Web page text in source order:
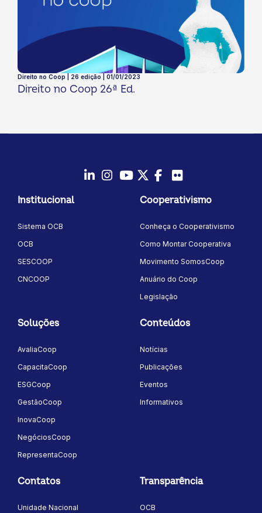
Direito no Coop | 26 edição | 01/01/2023
Direito no Coop 26ª Ed.
Instagram
YoutubeTwitter/X
Facebook
Institucional
Sistema OCB
OCB
SESCOOP
CNCOOP
Cooperativismo
Conheça o Cooperativismo
Como Montar Cooperativa
Movimento SomosCoop
Anuário do Coop
Legislação
Soluções
AvaliaCoop
CapacitaCoop
ESGCoop
GestãoCoop
InovaCoop
NegóciosCoop
RepresentaCoop
Conteúdos
Notícias
Publicações
Eventos
Informativos
Contatos
Unidade Nacional
Transparência
OCB